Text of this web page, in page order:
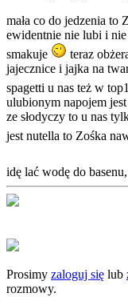
mała co do jedzenia
ewidentnie nie lubi i
smakuje
teraz
jajecznice i jajka na
spagetti u nas też w
ulubionym napojem
ze słodyczy to u nas
jest nutella to Zośka
idę lać wodę do
Prosimy zaloguj się lub
rozmowy.